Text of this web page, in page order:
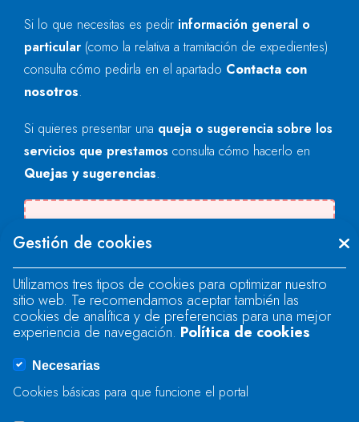
Si lo que necesitas es pedir información general o
particular (como la relativa a tramitación de expedientes)
consulta cómo pedirla en el apartado Contacta con
nosotros.
Si quieres presentar una queja o sugerencia sobre los
servicios que prestamos consulta cómo hacerlo en
Quejas y sugerencias.
"text".
Se produjo un error al cargar el campo
"text".
Se produjo un error al cargar el campo
Gestión de cookies
Utilizamos tres tipos de cookies para optimizar nuestro
sitio web. Te recomendamos aceptar también las
cookies de analítica y de preferencias para una mejor
experiencia de navegación. Política de cookies
Necesarias
Cookies básicas para que funcione el portal